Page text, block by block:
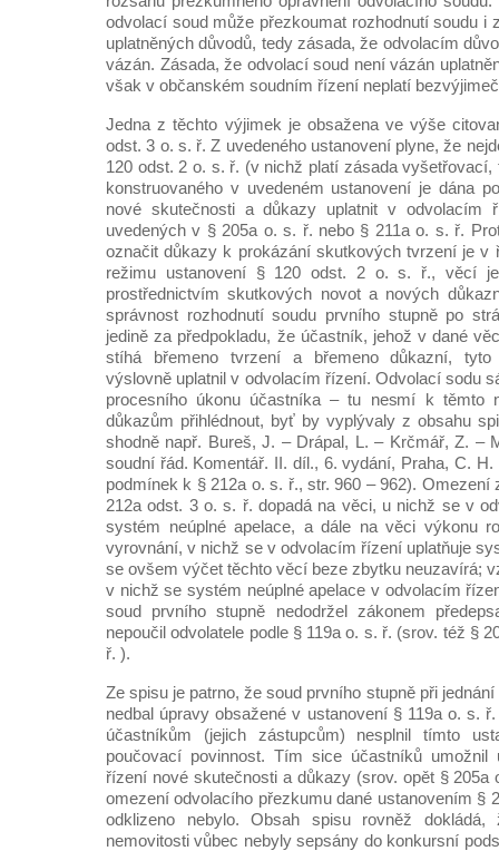
odvolací soud může přezkoumat rozhodnutí soudu i
uplatněných důvodů, tedy zásada, že odvolacím
vázán. Zásada, že odvolací soud není vázán
však v občanském soudním řízení neplatí
Jedna z těchto výjimek je obsažena ve výše
odst. 3 o. s. ř. Z uvedeného ustanovení plyne, že
120 odst. 2 o. s. ř. (v nichž platí zásada
konstruovaného v uvedeném ustanovení je dána
nové skutečnosti a důkazy uplatnit v odvolacím
uvedených v § 205a o. s. ř. nebo § 211a o. s. ř.
označit důkazy k prokázání skutkových tvrzení je v
režimu ustanovení § 120 odst. 2 o. s. ř., věcí
prostřednictvím skutkových novot a nových
správnost rozhodnutí soudu prvního stupně po
jedině za předpokladu, že účastník, jehož v dané
stíhá břemeno tvrzení a břemeno důkazní,
výslovně uplatnil v odvolacím řízení. Odvolací sodu
procesního úkonu účastníka – tu nesmí k těmto
důkazům přihlédnout, byť by vyplývaly z obsahu
shodně např. Bureš, J. – Drápal, L. – Krčmář, Z. –
soudní řád. Komentář. II. díl., 6. vydání, Praha, C.
podmínek k § 212a o. s. ř., str. 960 – 962). Omezení
212a odst. 3 o. s. ř. dopadá na věci, u nichž se v
systém neúplné apelace, a dále na věci výkonu
vyrovnání, v nichž se v odvolacím řízení uplatňuje
se ovšem výčet těchto věcí beze zbytku neuzavírá;
v nichž se systém neúplné apelace v odvolacím
soud prvního stupně nedodržel zákonem
nepoučil odvolatele podle § 119a o. s. ř. (srov. též §
ř. ).
Ze spisu je patrno, že soud prvního stupně při
nedbal úpravy obsažené v ustanovení § 119a o. s.
účastníkům (jejich zástupcům) nesplnil tímto
poučovací povinnost. Tím sice účastníků umožnil
řízení nové skutečnosti a důkazy (srov. opět § 205a
omezení odvolacího přezkumu dané ustanovením §
odklizeno nebylo. Obsah spisu rovněž
nemovitosti vůbec nebyly sepsány do konkursní